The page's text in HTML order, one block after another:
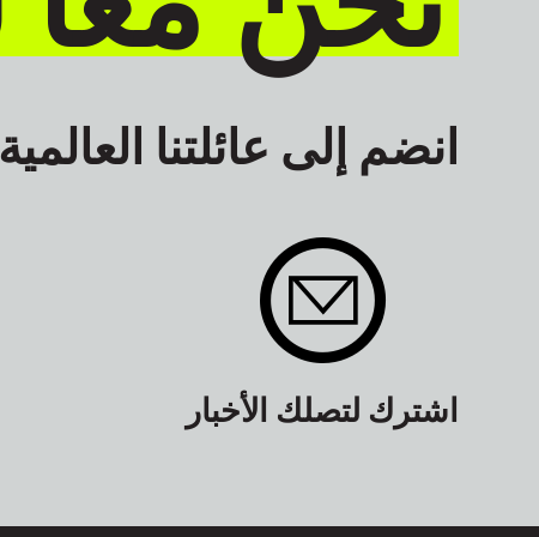
انضم إلى عائلتنا العالمية
اشترك لتصلك الأخبار